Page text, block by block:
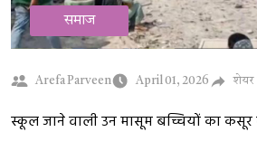
समाज
Arefa Parveen April 01, 2026 शेयर
स्कूल जाने वाली उन मासूम बच्चियों का कसूर